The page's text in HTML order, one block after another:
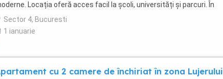
Locația oferă acces facil la școli, universități și parcuri. În
găsești supermarketuri, ...
Sector 4, Bucuresti
1 ianuarie
cu 2 camere de închiriat în zona Lujerului